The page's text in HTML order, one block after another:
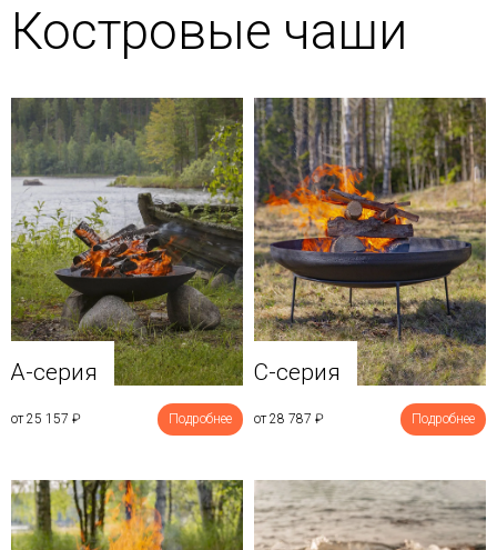
Костровые чаши
A-серия
от 25 157 ₽ Подробнее
C-серия
от 28 787 ₽ Подробнее